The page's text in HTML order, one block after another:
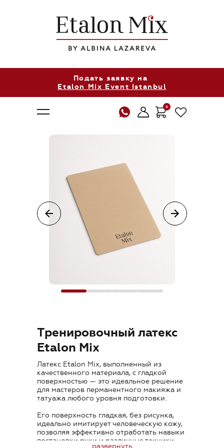
Подать заявку на
Etalon Mix Event Istanbul
0
Где купить
Обучение
Контакты
RU
+7 (800) 707-50-92
Тренировочный латекс
Etalon Mix
Латекс Etalon Mix, выполненный из
качественного материала, с гладкой
поверхностью — это идеальное решение
для мастеров перманентного макияжа и
татуажа любого уровня подготовки.
Его поверхность гладкая, без рисунка,
идеально имитирует человеческую кожу,
позволяя эффективно отработать навыки
постановки руки и различные техники
развернуть